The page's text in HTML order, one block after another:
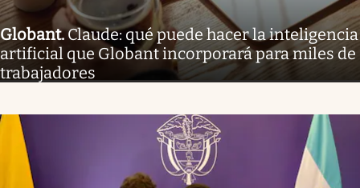
Globant.Claude: qué puede hacer la inteligencia
artificial que Globant incorporará para miles de
trabajadores